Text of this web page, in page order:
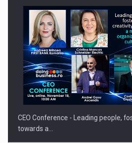
CEO Conference - Leading people,
towards a…